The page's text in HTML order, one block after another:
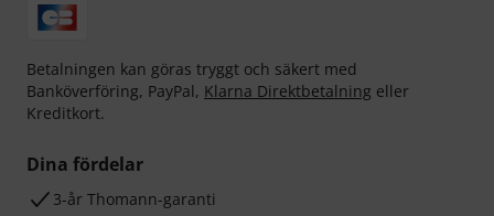
Betalningen kan göras tryggt och säkert med
Banköverföring, PayPal, Klarna Direktbetalning eller
Kreditkort.
Dina fördelar
3-år Thomann-garanti